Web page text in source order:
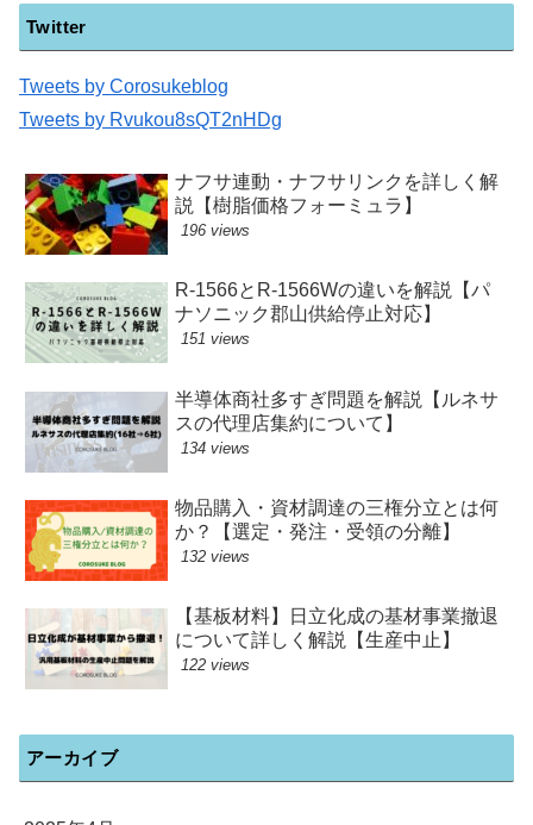
Twitter
Tweets by Corosukeblog
Tweets by Rvukou8sQT2nHDg
ナフサ連動・ナフサリンクを詳しく解
説【樹脂価格フォーミュラ】
196 views
R-1566とR-1566Wの違いを解説【パ
ナソニック郡山供給停止対応】
151 views
半導体商社多すぎ問題を解説【ルネサ
スの代理店集約について】
134 views
物品購入・資材調達の三権分立とは何
か？【選定・発注・受領の分離】
132 views
【基板材料】日立化成の基材事業撤退
について詳しく解説【生産中止】
122 views
アーカイブ